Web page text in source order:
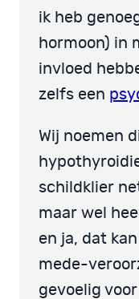
ik heb
hormoon) in
invloed
zelfs een
Wij noemen
schildklier
maar wel
en ja, dat
mede-
gevoelig